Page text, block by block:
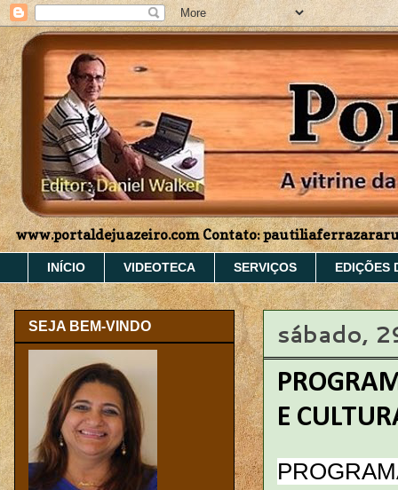
www.portaldejuazeiro.com Contato:
INÍCIO VIDEOTECA SERVIÇOS EDIÇÕES
sábado,
E
SEJA BEM-VINDO